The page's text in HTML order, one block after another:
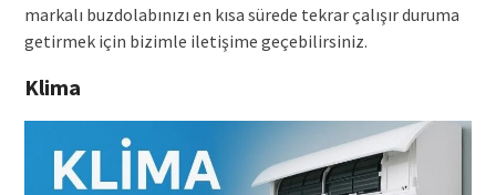
markalı buzdolabınızı en kısa sürede tekrar çalışır duruma
getirmek için bizimle iletişime geçebilirsiniz.
Klima